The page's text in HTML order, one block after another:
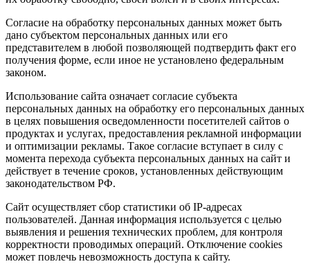
Согласие на обработку персональных данных может быть
дано субъектом персональных данных или его
представителем в любой позволяющей подтвердить факт его
получения форме, если иное не установлено федеральным
законом.
Использование сайта означает согласие субъекта
персональных данных на обработку его персональных данных
в целях повышения осведомленности посетителей сайтов о
продуктах и услугах, предоставления рекламной информации
и оптимизации рекламы. Такое согласие вступает в силу с
момента перехода субъекта персональных данных на сайт и
действует в течение сроков, установленных действующим
законодательством РФ.
Сайт осуществляет сбор статистики об IP-адресах
пользователей. Данная информация используется с целью
выявления и решения технических проблем, для контроля
корректности проводимых операций. Отключение cookies
может повлечь невозможность доступа к сайту.